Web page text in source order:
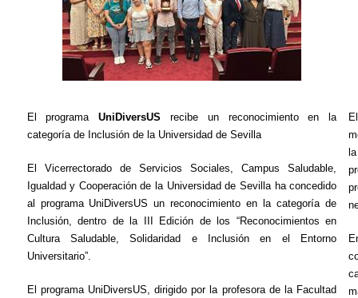
El programaUniDiversUS recibe un reconocimiento en la
categoría de Inclusión de la Universidad de Sevilla
El Vicerrectorado de Servicios Sociales, Campus Saludable,
Igualdad y Cooperación de la Universidad de Sevilla ha concedido
al programa UniDiversUS un reconocimiento en la categoría de
Inclusión, dentro de la III Edición de los “Reconocimientos en
Cultura Saludable, Solidaridad e Inclusión en el Entorno
Universitario”.
El programa UniDiversUS, dirigido por la profesora de la Facultad